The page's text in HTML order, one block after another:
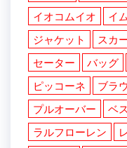
イオコムイオ
イム
ジャケット
スカ
セーター
バッグ
ピッコーネ
ブラ
プルオーバー
ベ
ラルフローレン